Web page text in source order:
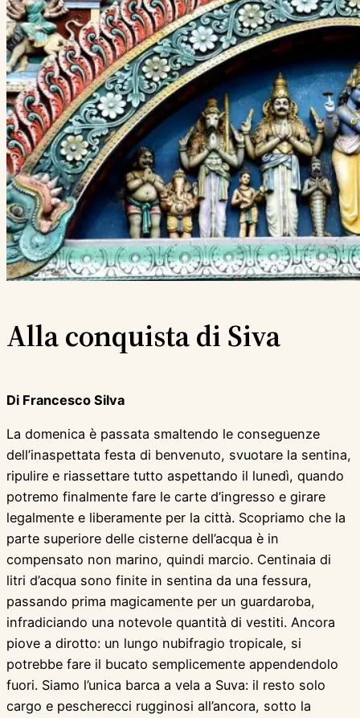
Alla conquista di Siva
Di Francesco Silva
La domenica è passata smaltendo le conseguenze
dell’inaspettata festa di benvenuto, svuotare la sentina,
ripulire e riassettare tutto aspettando il lunedì, quando
potremo finalmente fare le carte d’ingresso e girare
legalmente e liberamente per la città. Scopriamo che la
parte superiore delle cisterne dell’acqua è in
compensato non marino, quindi marcio. Centinaia di
litri d’acqua sono finite in sentina da una fessura,
passando prima magicamente per un guardaroba,
infradiciando una notevole quantità di vestiti. Ancora
piove a dirotto: un lungo nubifragio tropicale, si
potrebbe fare il bucato semplicemente appendendolo
fuori. Siamo l’unica barca a vela a Suva: il resto solo
cargo e pescherecci rugginosi all’ancora, sotto la